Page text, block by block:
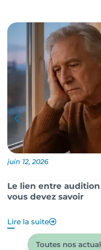
juin 12, 2026
Le lien entre
vous devez savoir
Lire la suite
Toutes nos